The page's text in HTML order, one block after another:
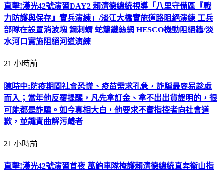
直擊!漢光42號演習DAY2 賴清德總統視導「八里守備區『戰
力防護與保存』實兵演練」/淡江大橋實施道路阻絕演練 工兵
部隊在設置消波塊 鋼刺蝟 蛇籠鐵絲網 HESCO機動阻絕牆/淡
水河口實施阻絕河道演練
21 小時前
陳時中:防疫期間社會恐慌、疫苗需求孔急，詐騙最容易趁虛
而入；當年他反覆提醒，凡先拿訂金、拿不出出貨證明的，很
可能都是詐騙。如今真相大白，他要求不實指控者向社會道
歉，並譴責曲解污衊者
21 小時前
直擊!漢光42號演習首夜 萬鈞車隊掩護賴清德總統直奔衡山指